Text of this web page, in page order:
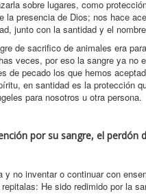
sobre lugares, como
la presencia de Dios; nos hace
junto con la santidad y el
de sacrifico de animales era
veces, por eso la sangre ya no
de pecado los que hemos
en santidad es la protección
para nosotros u otra persona.
por su sangre, el perdón
y no inventar o continuar con
He sido redimido por la